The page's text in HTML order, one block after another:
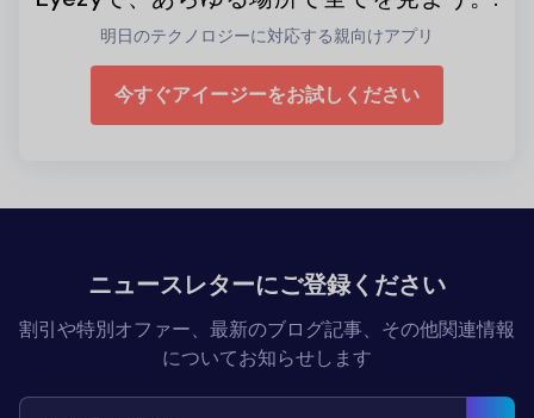
明日のテクノロジーに対応する親向けアプリ
今すぐアイージーをお試しください
ニュースレターにご登録ください
割引や特別オファー、最新のブログ記事、その他関連情報
についてお知らせします